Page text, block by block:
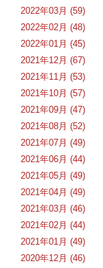
2022年03月 (59)
2022年02月 (48)
2022年01月 (45)
2021年12月 (67)
2021年11月 (53)
2021年10月 (57)
2021年09月 (47)
2021年08月 (52)
2021年07月 (49)
2021年06月 (44)
2021年05月 (49)
2021年04月 (49)
2021年03月 (46)
2021年02月 (44)
2021年01月 (49)
2020年12月 (46)